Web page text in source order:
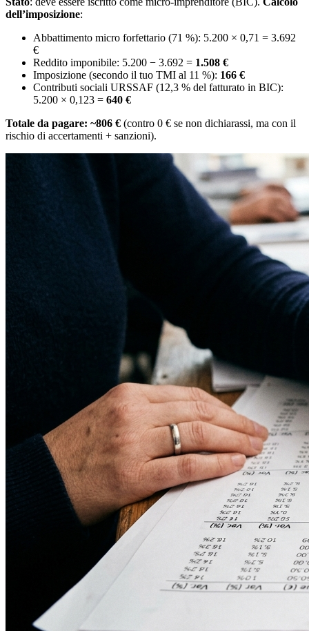
dell’imposizione:
Abbattimento micro forfettario (71 %): 5.200 × 0,71 = 3.692
€
Reddito imponibile: 5.200 − 3.692 = 1.508 €
Imposizione (secondo il tuo TMI al 11 %): 166 €
Contributi sociali URSSAF (12,3 % del fatturato in BIC):
5.200 × 0,123 = 640 €
Totale da pagare: ~806 € (contro 0 € se non dichiarassi, ma con il
rischio di accertamenti + sanzioni).